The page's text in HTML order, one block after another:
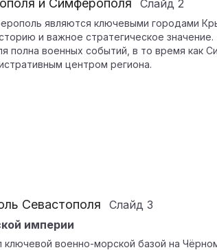
и Симферополя Слайд 2
являются ключевыми городами
и важное стратегическое значение.
полна военных событий, в то время как
центром региона.
Севастополя Слайд 3
империи
ключевой военно-морской базой на